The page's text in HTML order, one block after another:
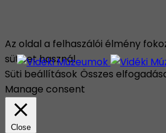
Az oldal a felhaszálói élmény
sütiket használ.
Süti beállítások Összes
Manage consent
Close